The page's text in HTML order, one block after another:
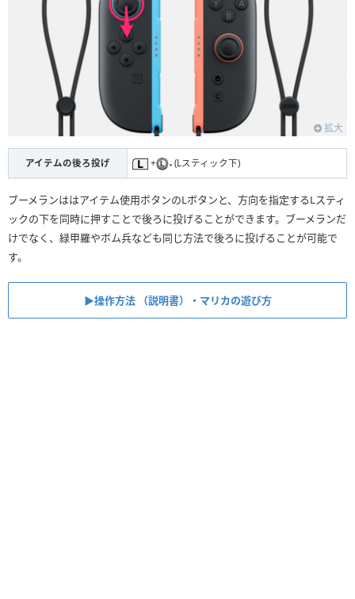
拡大
アイテムの後ろ投げ + (Lスティック下)
ブーメランははアイテム使用ボタンのLボタンと、方向を指定するLスティ
ックの下を同時に押すことで後ろに投げることができます。ブーメランだ
けでなく、緑甲羅やボム兵なども同じ方法で後ろに投げることが可能で
す。
▶︎操作方法 （説明書）・マリカの遊び方